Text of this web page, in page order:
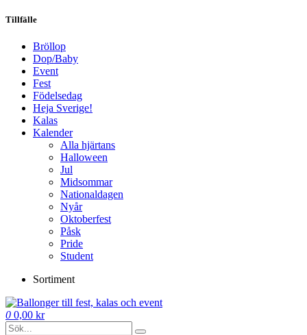
Tillfälle
Bröllop
Dop/Baby
Event
Fest
Födelsedag
Heja Sverige!
Kalas
Kalender
Alla hjärtans
Halloween
Jul
Midsommar
Nationaldagen
Nyår
Oktoberfest
Påsk
Pride
Student
Sortiment
0 0,00 kr